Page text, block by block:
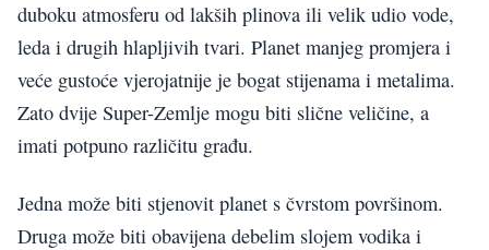
duboku atmosferu od lakših plinova ili velik udio vode,
leda i drugih hlapljivih tvari. Planet manjeg promjera i
veće gustoće vjerojatnije je bogat stijenama i metalima.
Zato dvije Super-Zemlje mogu biti slične veličine, a
imati potpuno različitu građu.
Jedna može biti stjenovit planet s čvrstom površinom.
Druga može biti obavijena debelim slojem vodika i